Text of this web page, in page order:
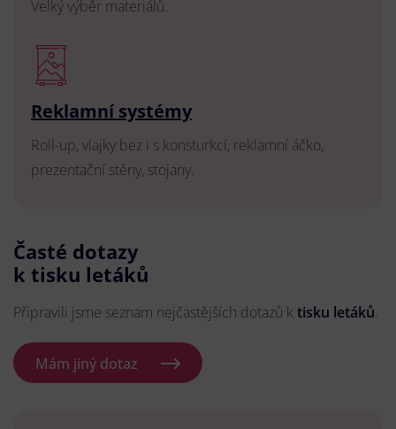
Velký výběr materiálů.
Reklamní systémy
Roll-up, vlajky bez i s konsturkcí, reklamní áčko,
prezentační stěny, stojany.
Časté dotazy
k tisku letáků
Připravili jsme seznam nejčastějších dotazů k tisku letáků.
Mám jiný dotaz